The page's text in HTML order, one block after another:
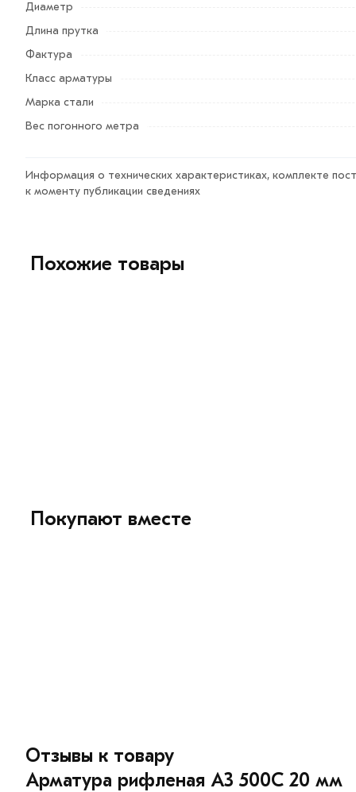
Для приобретения данной позиции, кликните мышкой
кнопку
Условия доставки и цена на товар Арматура
рифленаядействительн в Москве и области. Наши
Возврат купленного товарa в течение 7 дней (наличие
Диаметр
Длина прутка
Фактура
Класс арматуры
Марка стали
Вес погонного метра
Информация о технических характеристиках, комплекте
к моменту публикации сведениях
Похожие товары
Покупают вместе
Отзывы к товару
Арматура рифленая А3 500С 20 мм